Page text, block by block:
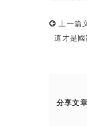
上一篇
這才是
分享文章